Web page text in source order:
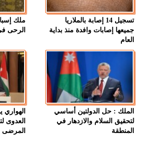
تسجيل 14 إصابة بالملاريا
جميعها إصابات وافدة منذ بداية
العام
ملك
الرحى
الملك : حل الدولتين أساسي
لتحقيق السلام والازدهار في
المنطقة
العدوى
المرضى